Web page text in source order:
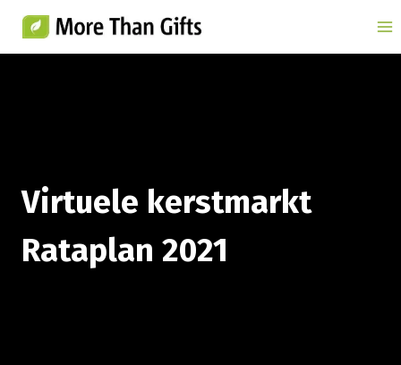
naar
inhoud
Virtuele kerstmarkt
Rataplan 2021